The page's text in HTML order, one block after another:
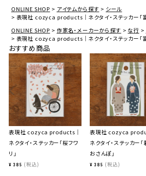
ONLINE SHOP
アイテムから探す
シール
表現社 cozyca products｜ネクタイ・ステッカー「
ONLINE SHOP
作家名・メーカーから探す な行
表現社 cozyca products｜ネクタイ・ステッカー「
おすすめ商品
表現社 cozyca products｜
ネクタイ・ステッカー「桜フワ
リ」
¥ 385 税込
表現社 cozyca
ネクタイ・ステッカー
おさんぽ」
¥ 385 税込